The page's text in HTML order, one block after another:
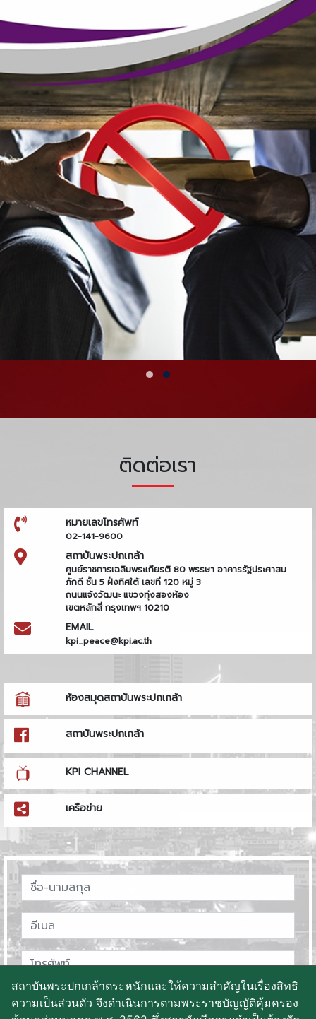
ติดต่อเรา
หมายเลขโทรศัพท์
02-141-9600
สถาบันพระปกเกล้า
ศูนย์ราชการเฉลิมพระเกียรติ 80 พรรษา อาคารรัฐประศาสน
ภักดี ชั้น 5 ฝั่งทิศใต้ เลขที่ 120 หมู่ 3
ถนนแจ้งวัฒนะ แขวงทุ่งสองห้อง
เขตหลักสี่ กรุงเทพฯ 10210
EMAIL
kpi_peace@kpi.ac.th
ห้องสมุดสถาบันพระปกเกล้า
สถาบันพระปกเกล้า
KPI CHANNEL
เครือข่าย
สถาบันพระปกเกล้าตระหนักและให้ความสำคัญในเรื่องสิทธิ
ความเป็นส่วนตัว จึงดำเนินการตามพระราชบัญญัติคุ้มครอง